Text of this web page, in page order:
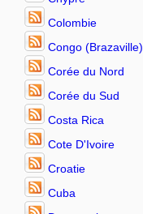
Colombie
Congo (Brazaville)
Corée du Nord
Corée du Sud
Costa Rica
Cote D'Ivoire
Croatie
Cuba